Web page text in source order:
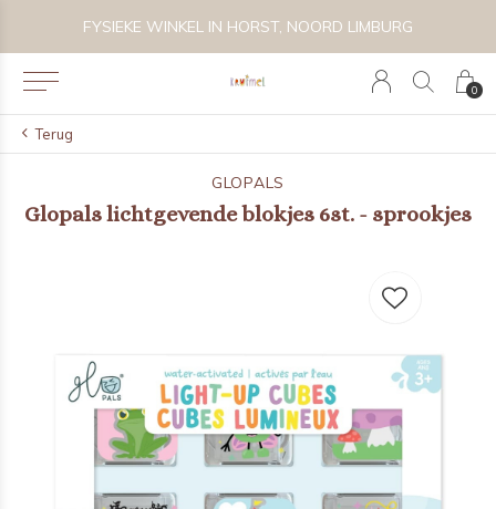
0
VOLG KRUIMEL VIA INSTAGRAM @KRUIMELKIDSBOUTIQUE
Terug
GLOPALS
Glopals lichtgevende blokjes 6st. - sprookjes